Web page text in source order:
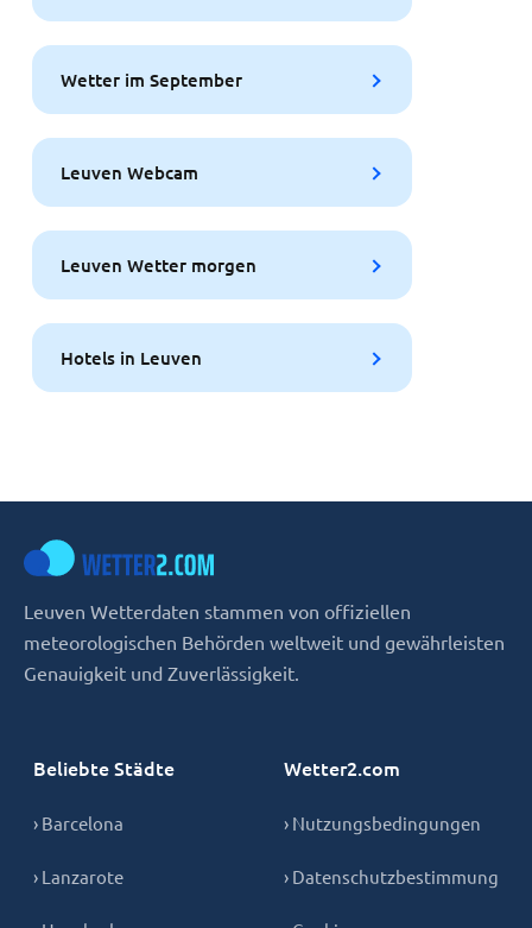
Wetter im September
Leuven Webcam
Leuven Wetter morgen
Hotels in Leuven
Leuven Wetterdaten stammen von offiziellen
meteorologischen Behörden weltweit und gewährleisten
Genauigkeit und Zuverlässigkeit.
Beliebte Städte
› Barcelona
› Lanzarote
Wetter2.com
› Nutzungsbedingungen
› Datenschutzbestimmung